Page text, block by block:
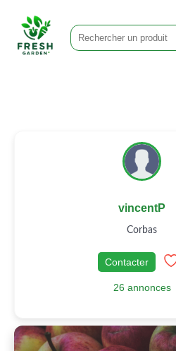
vincentP
Corbas
Contacter
26 annonces